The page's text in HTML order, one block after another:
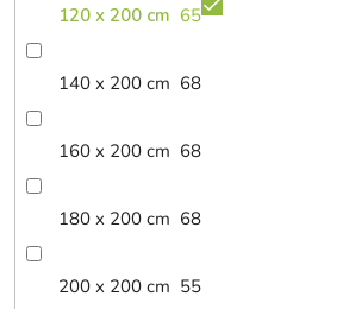
120 x 200 cm 65
140 x 200 cm 68
160 x 200 cm 68
180 x 200 cm 68
200 x 200 cm 55